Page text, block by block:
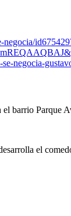
negocia/
negocia-
barrio Parque
el